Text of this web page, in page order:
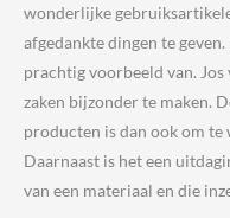
wonderlijke
afgedankte dingen te
prachtig voorbeeld van.
zaken bijzonder te maken.
producten is dan ook om te
Daarnaast is het een
van een materiaal en die